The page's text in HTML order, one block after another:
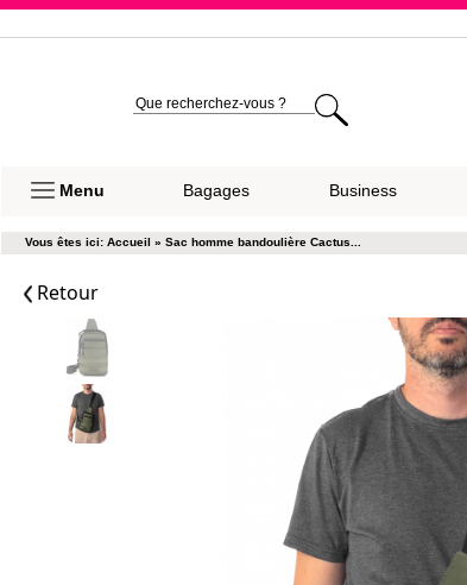
Menu Bagages Business
Vous êtes ici: Accueil » Sac homme bandoulière Cactus...
Retour